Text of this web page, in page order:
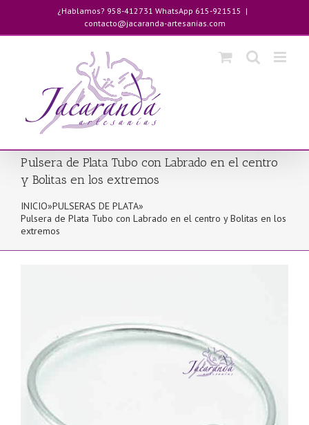
contenido
¿Hablamos? 958-412731 WhatsApp 615-921515 |
contacto@jacaranda-artesanias.com
Pulsera de Plata Tubo con Labrado en el centro
y Bolitas en los extremos
INICIO»PULSERAS DE PLATA»
Pulsera de Plata Tubo con Labrado en el centro y Bolitas en los
extremos